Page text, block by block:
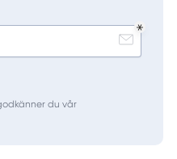
du vår